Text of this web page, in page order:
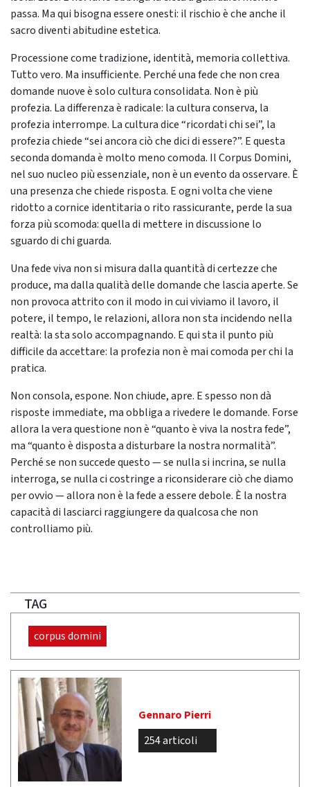
passa. Ma qui bisogna essere onesti: il rischio è che anche il
sacro diventi abitudine estetica.
Processione come tradizione, identità, memoria collettiva.
Tutto vero. Ma insufficiente. Perché una fede che non crea
domande nuove è solo cultura consolidata. Non è più
profezia. La differenza è radicale: la cultura conserva, la
profezia interrompe. La cultura dice “ricordati chi sei”, la
profezia chiede “sei ancora ciò che dici di essere?”. E questa
seconda domanda è molto meno comoda. Il Corpus Domini,
nel suo nucleo più essenziale, non è un evento da osservare. È
una presenza che chiede risposta. E ogni volta che viene
ridotto a cornice identitaria o rito rassicurante, perde la sua
forza più scomoda: quella di mettere in discussione lo
sguardo di chi guarda.
Una fede viva non si misura dalla quantità di certezze che
produce, ma dalla qualità delle domande che lascia aperte. Se
non provoca attrito con il modo in cui viviamo il lavoro, il
potere, il tempo, le relazioni, allora non sta incidendo nella
realtà: la sta solo accompagnando. E qui sta il punto più
difficile da accettare: la profezia non è mai comoda per chi la
pratica.
Non consola, espone. Non chiude, apre. E spesso non dà
risposte immediate, ma obbliga a rivedere le domande. Forse
allora la vera questione non è “quanto è viva la nostra fede”,
ma “quanto è disposta a disturbare la nostra normalità”.
Perché se non succede questo — se nulla si incrina, se nulla
interroga, se nulla ci costringe a riconsiderare ciò che diamo
per ovvio — allora non è la fede a essere debole. È la nostra
capacità di lasciarci raggiungere da qualcosa che non
controlliamo più.
TAG
corpus domini
Gennaro Pierri
254 articoli